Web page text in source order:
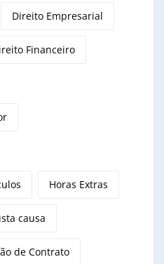
Direito Empresarial
Financeiro
Horas Extras
causa
de Contrato